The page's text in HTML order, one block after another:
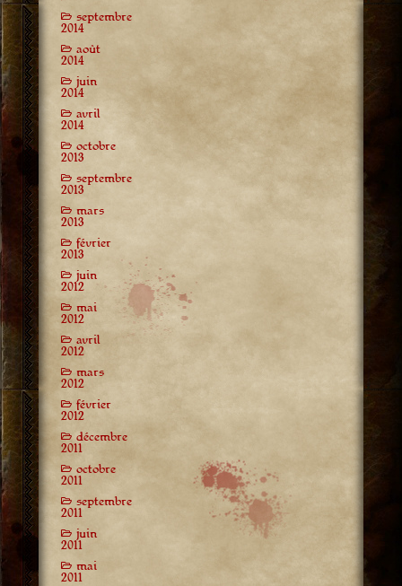
septembre
2014
août
2014
juin
2014
avril
2014
octobre
2013
septembre
2013
mars
2013
février
2013
juin
2012
mai
2012
avril
2012
mars
2012
février
2012
décembre
2011
octobre
2011
septembre
2011
juin
2011
mai
2011